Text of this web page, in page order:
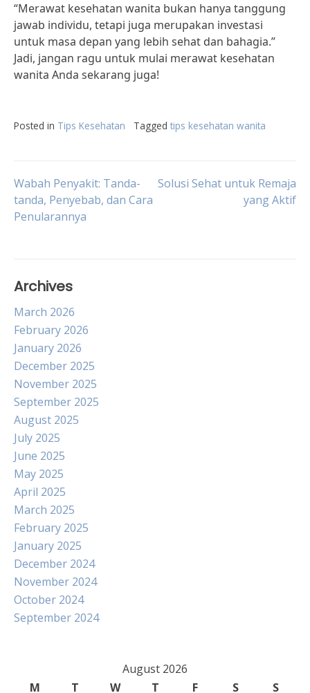
“Merawat kesehatan wanita bukan hanya tanggung
jawab individu, tetapi juga merupakan investasi
untuk masa depan yang lebih sehat dan bahagia.”
Jadi, jangan ragu untuk mulai merawat kesehatan
wanita Anda sekarang juga!
Posted in Tips Kesehatan Tagged tips kesehatan wanita
Post
navigation
Wabah Penyakit: Tanda-
tanda, Penyebab, dan Cara
Penularannya
Solusi Sehat untuk Remaja
yang Aktif
Archives
March 2026
February 2026
January 2026
December 2025
November 2025
September 2025
August 2025
July 2025
June 2025
May 2025
April 2025
March 2025
February 2025
January 2025
December 2024
November 2024
October 2024
September 2024
August 2026
M
T W T F S S